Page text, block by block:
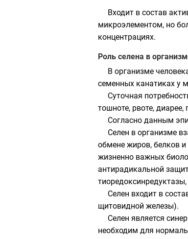
Входит в состав
микроэлементом, но
концентрациях.
Роль селена в
В организме
семенных канатиках у
Суточная
тошноте, рвоте,
Согласно данным
Селен в организме
обмене жиров, белков и
жизненно важных
антирадикальной
Селен входит в
щитовидной железы).
Селен является
необходим для